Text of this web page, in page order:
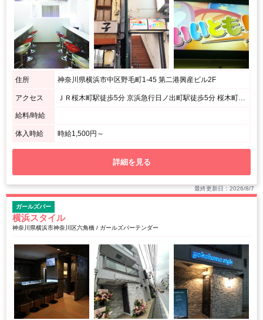
住所 神奈川県横浜市中区野毛町1-45 第二港興産ビル2F
アクセス ＪＲ桜木町駅徒歩5分 京浜急行日ノ出町駅徒歩5分 桜木町駅から175m
給料/時給
体入時給 時給1,500円～
詳細を見る
最終更新日：2026/8/7
ガールズバー
横浜スタイル
神奈川県横浜市神奈川区六角橋 / ガールズバーテンダー